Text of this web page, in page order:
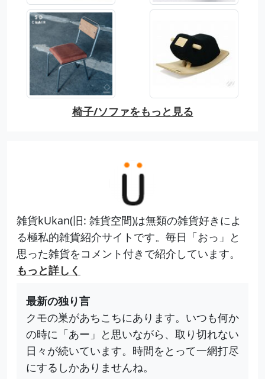
椅子/ソファをもっと見る
雑貨kUkan(旧: 雑貨空間)は無類の雑貨好きによ
る極私的雑貨紹介サイトです。毎日「おっ」と
思った雑貨をコメント付きで紹介しています。
もっと詳しく
最新の独り言
クモの巣があちこちにあります。いつも何か
の時に「あー」と思いながら、取り切れない
日々が続いています。時間をとって一網打尽
にするしかありませんね。